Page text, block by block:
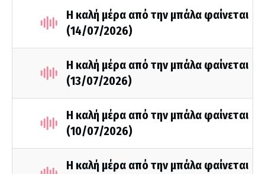
Η καλή μέρα από την μπάλα φαίνεται
(14/07/2026)
Η καλή μέρα από την μπάλα φαίνεται
(13/07/2026)
Η καλή μέρα από την μπάλα φαίνεται
(10/07/2026)
Η καλή μέρα από την μπάλα φαίνεται